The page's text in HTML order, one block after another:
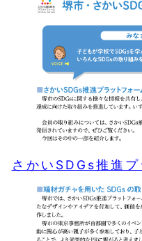
さかいSDGs推進